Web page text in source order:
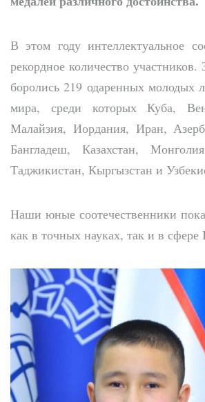
В этом году интеллектуальное
рекордное количество
боролись 219 одаренных молодых
мира, среди которых Куба,
Малайзия, Иордания, Иран,
Бангладеш, Казахстан,
Таджикистан, Кыргызстан и
Наши юные соотечественники
как в точных науках, так и в сфере